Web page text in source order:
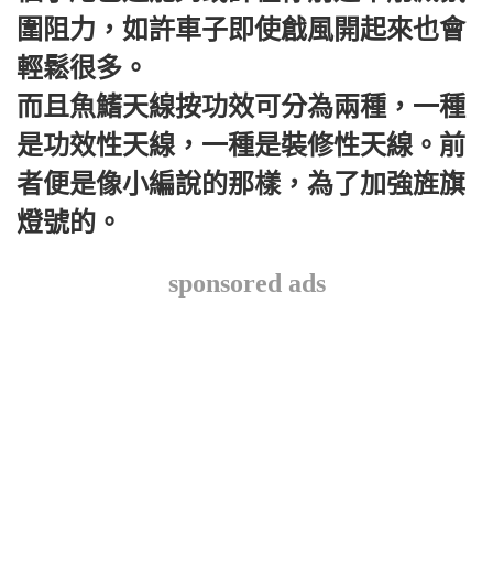
圍阻力，如許車子即使戧風開起來也會
輕鬆很多。
而且魚鰭天線按功效可分為兩種，一種
是功效性天線，一種是裝修性天線。前
者便是像小編說的那樣，為了加強旌旗
燈號的。
sponsored ads